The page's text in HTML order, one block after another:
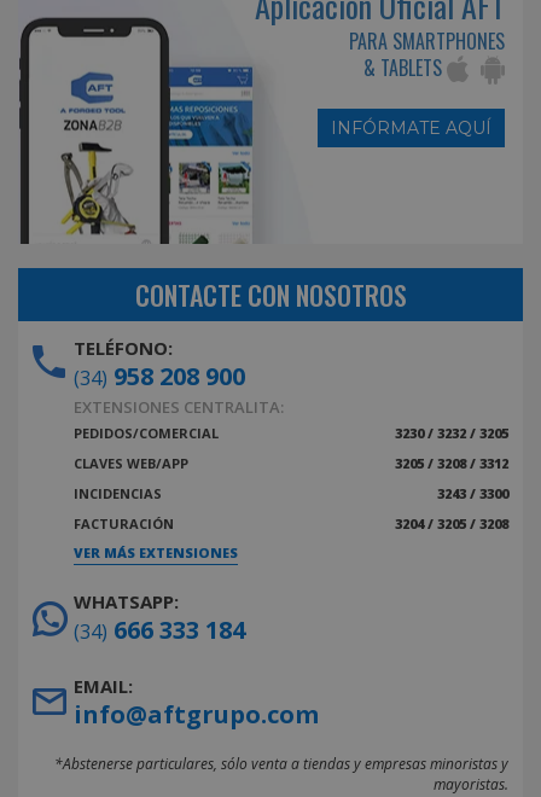
PARA SMARTPHONES
& TABLETS
INFÓRMATE AQUÍ
CONTACTE CON NOSOTROS
TELÉFONO:
(34) 958 208 900
EXTENSIONES CENTRALITA:
PEDIDOS/COMERCIAL
3230 / 3232 / 3205
CLAVES WEB/APP
3205 / 3208 / 3312
INCIDENCIAS
3243 / 3300
FACTURACIÓN
3204 / 3205 / 3208
VER MÁS EXTENSIONES
WHATSAPP:
(34) 666 333 184
EMAIL:
info@aftgrupo.com
*Abstenerse particulares, sólo venta a tiendas y empresas minoristas y
mayoristas.